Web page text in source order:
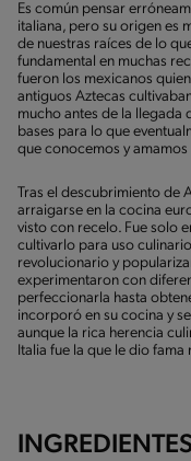
Es común pensar
italiana, pero su origen es
de nuestras raíces de lo
fundamental en muchas
fueron los mexicanos
antiguos Aztecas
mucho antes de la llegada
bases para lo que
que conocemos y amamos
Tras el descubrimiento de
arraigarse en la cocina
visto con recelo. Fue solo
cultivarlo para uso
revolucionario y
experimentaron con
perfeccionarla hasta
incorporó en su cocina y
aunque la rica herencia
Italia fue la que le dio fama